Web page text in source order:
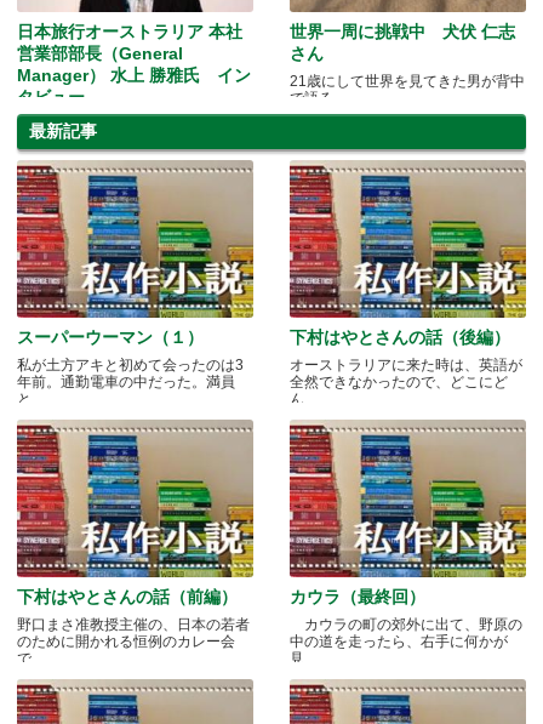
日本旅行オーストラリア 本社
営業部部長（General
Manager） 水上 勝雅氏 イン
タビュー
シドニーから見たメルボルンの魅力
とは？
世界一周に挑戦中 犬伏 仁志
さん
21歳にして世界を見てきた男が背中
で語る
最新記事
スーパーウーマン（１）
私が土方アキと初めて会ったのは3
年前。通勤電車の中だった。満員
と.....
下村はやとさんの話（後編）
オーストラリアに来た時は、英語が
全然できなかったので、どこにど
ん.....
下村はやとさんの話（前編）
野口まさ准教授主催の、日本の若者
のために開かれる恒例のカレー会
で.....
カウラ（最終回）
カウラの町の郊外に出て、野原の
中の道を走ったら、右手に何かが
見.....